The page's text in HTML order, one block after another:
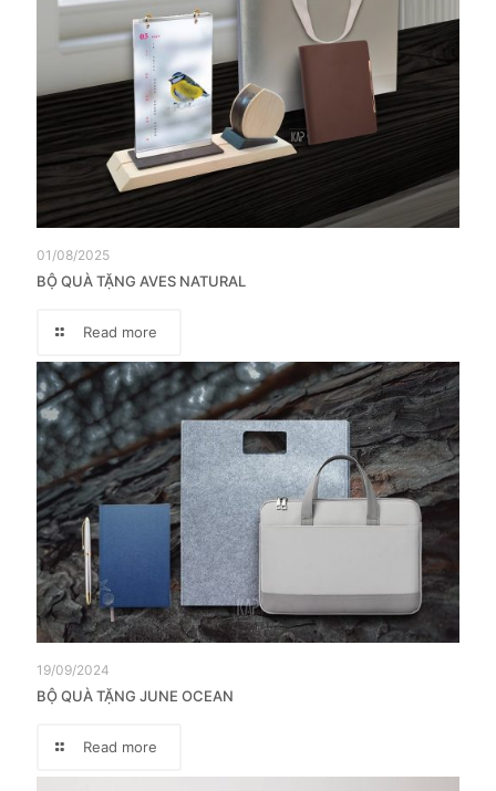
01/08/2025
BỘ QUÀ TẶNG AVES NATURAL
Read more
19/09/2024
BỘ QUÀ TẶNG JUNE OCEAN
Read more